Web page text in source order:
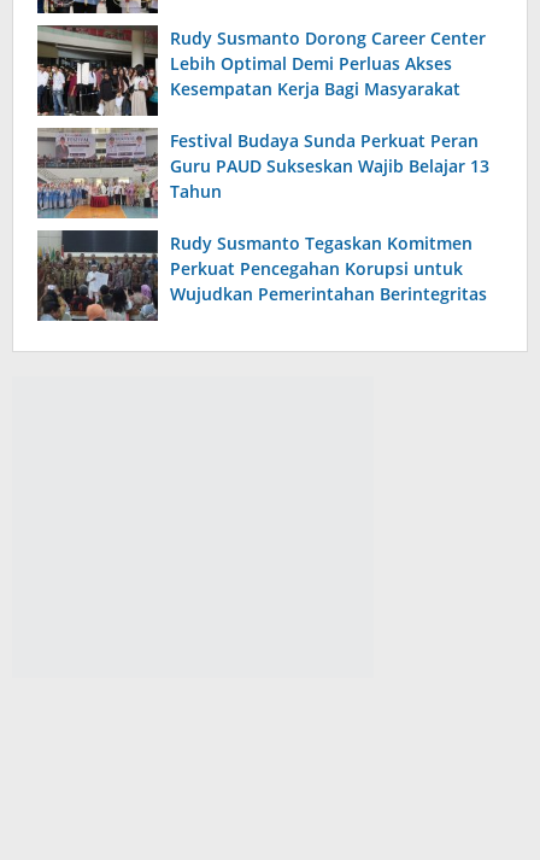
Rudy Susmanto Dorong Career Center
Lebih Optimal Demi Perluas Akses
Kesempatan Kerja Bagi Masyarakat
Festival Budaya Sunda Perkuat Peran
Guru PAUD Sukseskan Wajib Belajar 13
Tahun
Rudy Susmanto Tegaskan Komitmen
Perkuat Pencegahan Korupsi untuk
Wujudkan Pemerintahan Berintegritas